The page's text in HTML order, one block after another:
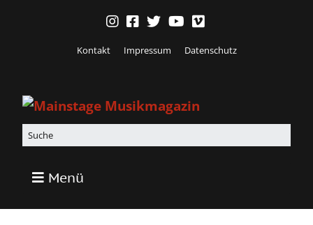
Kontakt Impressum Datenschutz
Menü